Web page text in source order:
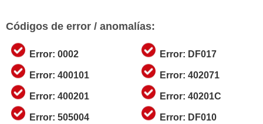
Códigos de error / anomalías:
Error: 0002
Error: 400101
Error: 400201
Error: 505004
Error: DF017
Error: 402071
Error: 40201C
Error: DF010